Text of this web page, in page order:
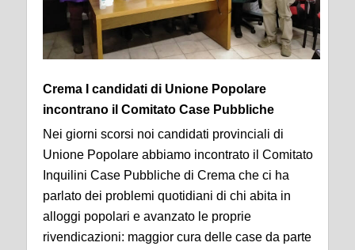
Crema I candidati di Unione Popolare
incontrano il Comitato Case Pubbliche
Nei giorni scorsi noi candidati provinciali di
Unione Popolare abbiamo incontrato il Comitato
Inquilini Case Pubbliche di Crema che ci ha
parlato dei problemi quotidiani di chi abita in
alloggi popolari e avanzato le proprie
rivendicazioni: maggior cura delle case da parte